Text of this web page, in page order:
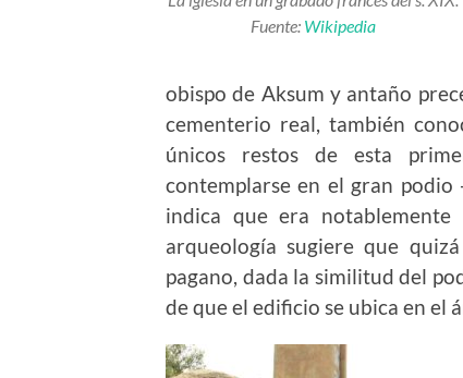
Fuente: Wikipedia
obispo de Aksum y antaño
cementerio real, también
únicos restos de esta
contemplarse en el gran
indica que era notablemente
arqueología sugiere que
pagano, dada la similitud del
de que el edificio se ubica en el